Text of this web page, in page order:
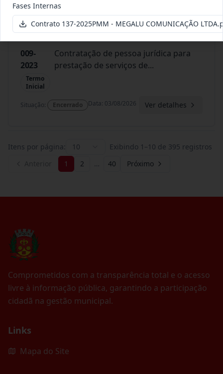
Situação: Encerrado
009-
2023
Termo
Inicial
Contratação de pessoa jurídica para
prestação de serviços de...
Situação: Encerrado Data: 03/08/2026 Ver detalhes
Itens por página: 10 Exibindo 1 –10 de 395 registros
1 2 … 40 Próximo
Comprometidos com a transparência total e o acesso
livre à informação pública, garantindo a participação
cidadã na gestão municipal.
Links
Mapa do Site
Fases Internas
Contrato 137-2025PMM - MEGALU COMUNICAÇÃO